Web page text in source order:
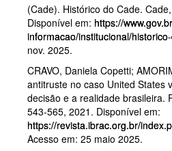
(Cade). Histórico do Cade.
Disponível em: https://
informacao/institucional/
nov. 2025.
CRAVO, Daniela Copetti;
antitruste no caso United States
decisão e a realidade brasileira.
543-565, 2021. Disponível em:
https://revista.ibrac.org.br/
Acesso em: 25 maio 2025.